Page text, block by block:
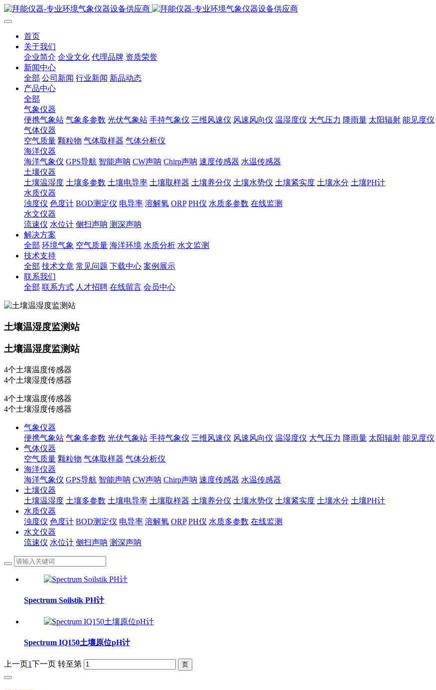
首页
关于我们
企业简介 企业文化 代理品牌 资质荣誉
新闻中心
全部 公司新闻 行业新闻 新品动态
产品中心
全部
气象仪器
便携气象站 气象多参数 光伏气象站 手持气象仪 三维风速仪 风速风向仪 温湿度仪 大气压力 降雨量 太阳辐射 能见度仪
气体仪器
空气质量 颗粒物 气体取样器 气体分析仪
海洋仪器
海洋气象仪 GPS导航 智能声呐 CW声呐 Chirp声呐 速度传感器 水温传感器
土壤仪器
土壤温湿度 土壤多参数 土壤电导率 土壤取样器 土壤养分仪 土壤水势仪 土壤紧实度 土壤水分 土壤PH计
水质仪器
浊度仪 色度计 BOD测定仪 电导率 溶解氧 ORP PH仪 水质多参数 在线监测
水文仪器
流速仪 水位计 侧扫声呐 测深声呐
解决方案
全部 环境气象 空气质量 海洋环境 水质分析 水文监测
技术支持
全部 技术文章 常见问题 下载中心 案例展示
联系我们
全部 联系方式 人才招聘 在线留言 会员中心
土壤温湿度监测站
土壤温湿度监测站
4个土壤温度传感器
4个土壤湿度传感器
4个土壤温度传感器
4个土壤湿度传感器
气象仪器
便携气象站 气象多参数 光伏气象站 手持气象仪 三维风速仪 风速风向仪 温湿度仪 大气压力 降雨量 太阳辐射 能见度仪
气体仪器
空气质量 颗粒物 气体取样器 气体分析仪
海洋仪器
海洋气象仪 GPS导航 智能声呐 CW声呐 Chirp声呐 速度传感器 水温传感器
土壤仪器
土壤温湿度 土壤多参数 土壤电导率 土壤取样器 土壤养分仪 土壤水势仪 土壤紧实度 土壤水分 土壤PH计
水质仪器
浊度仪 色度计 BOD测定仪 电导率 溶解氧 ORP PH仪 水质多参数 在线监测
水文仪器
流速仪 水位计 侧扫声呐 测深声呐
Spectrum Soilstik PH计
Spectrum IQ150土壤原位pH计
上一页1下一页 转至第